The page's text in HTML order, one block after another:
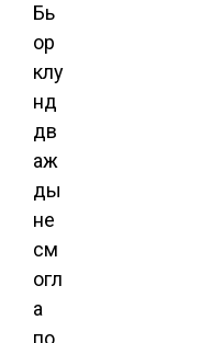
Бь
ор
клу
нд
дв
аж
ды
не
см
огл
а
по